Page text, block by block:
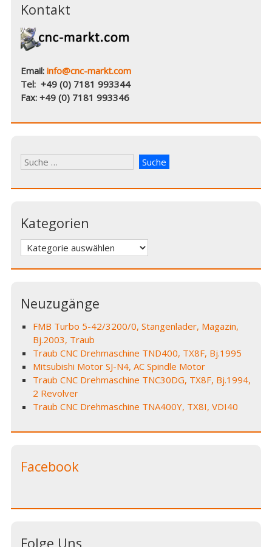
Kontakt
Email:info@cnc-markt.com
Tel: +49 (0) 7181 993344
Fax: +49 (0) 7181 993346
Kategorien
Kategorien
Neuzugänge
FMB Turbo 5-42/3200/0, Stangenlader, Magazin,
Bj.2003, Traub
Traub CNC Drehmaschine TND400, TX8F, Bj.1995
Mitsubishi Motor SJ-N4, AC Spindle Motor
Traub CNC Drehmaschine TNC30DG, TX8F, Bj.1994,
2 Revolver
Traub CNC Drehmaschine TNA400Y, TX8I, VDI40
Facebook
Folge Uns